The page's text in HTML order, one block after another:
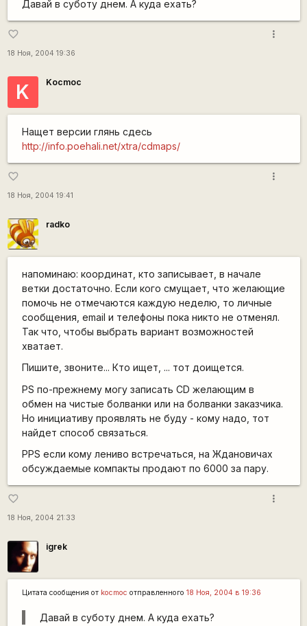
Давай в суботу днем. А куда ехать?
favorite_border
18 Ноя, 2004 19:36
more_vert
K Kocmoc
Нащет версии глянь сдесь
http://info.poehali.net/xtra/cdmaps/
favorite_border
18 Ноя, 2004 19:41
more_vert
radko
напоминаю: координат, кто записывает, в начале
ветки достаточно. Если кого смущает, что желающие
помочь не отмечаются каждую неделю, то личные
сообщения, email и телефоны пока никто не отменял.
Так что, чтобы выбрать вариант возможностей
хватает.
Пишите, звоните... Кто ищет, ... тот доищется.
PS по-прежнему могу записать CD желающим в
обмен на чистые болванки или на болванки заказчика.
Но инициативу проявлять не буду - кому надо, тот
найдет способ связаться.
PPS если кому лениво встречаться, на Ждановичах
обсуждаемые компакты продают по 6000 за пару.
favorite_border
18 Ноя, 2004 21:33
more_vert
igrek
Цитата сообщения от kocmoc отправленного 18 Ноя, 2004 в 19:36
Давай в суботу днем. А куда ехать?